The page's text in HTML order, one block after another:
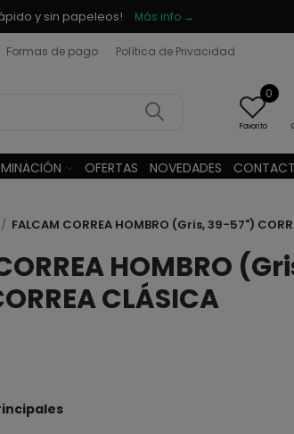
y sin papeleos! Más info →
Formas de pago Política de Privacidad
0
Favorito
OFERTAS NOVEDADES
FALCAM CORREA HOMBRO (Gris, 39-57")
HOMBRO
CLÁSICA